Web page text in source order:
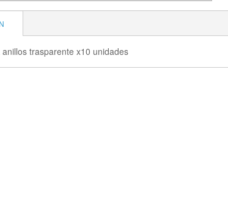
trasparente x10 unidades